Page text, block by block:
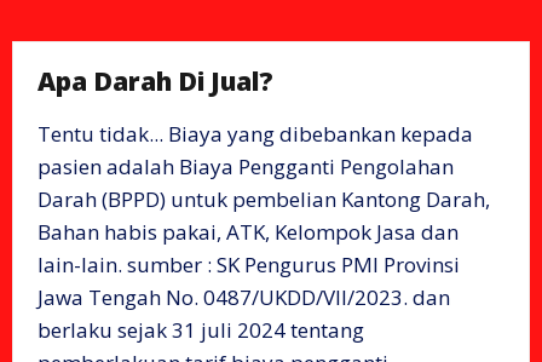
Apa Darah Di Jual?
Tentu tidak... Biaya yang dibebankan kepada
pasien adalah Biaya Pengganti Pengolahan
Darah (BPPD) untuk pembelian Kantong Darah,
Bahan habis pakai, ATK, Kelompok Jasa dan
lain-lain. sumber : SK Pengurus PMI Provinsi
Jawa Tengah No. 0487/UKDD/VII/2023. dan
berlaku sejak 31 juli 2024 tentang